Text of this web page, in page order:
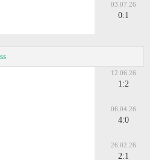
03.07.26
0:1
12.06.26
1:2
06.04.26
4:0
26.02.26
2:1